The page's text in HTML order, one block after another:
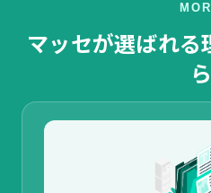
マッセが選ばれる
ら